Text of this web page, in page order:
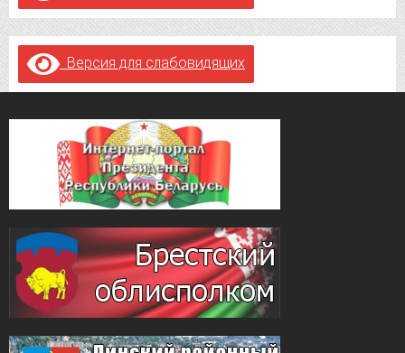
Версия для слабовидящих